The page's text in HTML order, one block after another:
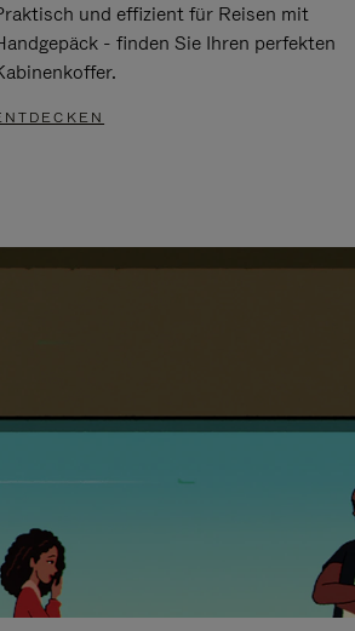
und effizient für Reisen mit
- finden Sie Ihren perfekten